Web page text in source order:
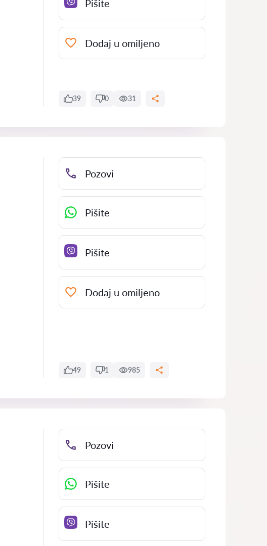
Pišite
Dodaj u omiljeno
39 0 31
Pozovi
Pišite
Pišite
Dodaj u omiljeno
49 1 985
Pozovi
Pišite
Pišite